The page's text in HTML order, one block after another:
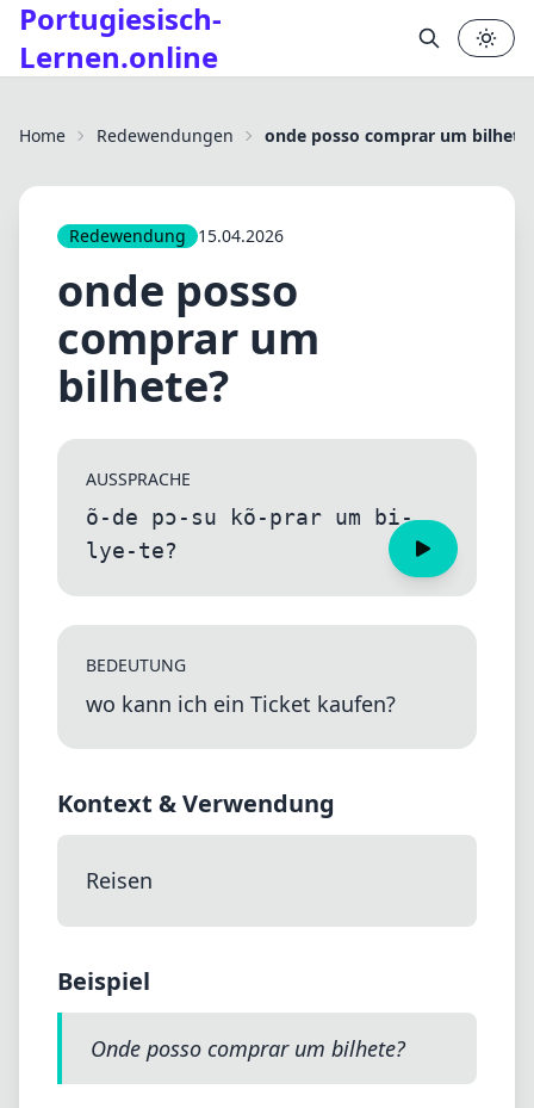
Portugiesisch-
Lernen.online
Home Redewendungen onde posso comprar um
Redewendung 15.04.2026
onde posso
comprar um
bilhete?
AUSSPRACHE
õ-de pɔ-su kõ-prar um bi-
lye-te?
BEDEUTUNG
wo kann ich ein Ticket kaufen?
Kontext & Verwendung
Reisen
Beispiel
Onde posso comprar um bilhete?